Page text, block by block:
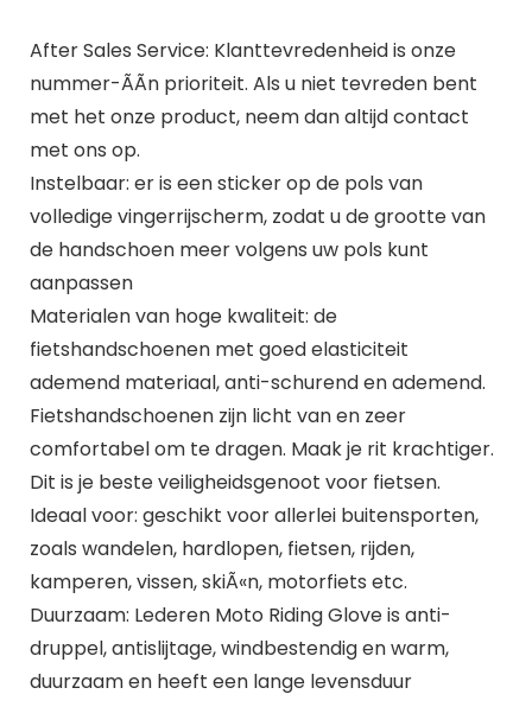
After Sales Service: Klanttevredenheid is onze
nummer-ÃÃn prioriteit. Als u niet tevreden bent
met het onze product, neem dan altijd contact
met ons op.
Instelbaar: er is een sticker op de pols van
volledige vingerrijscherm, zodat u de grootte van
de handschoen meer volgens uw pols kunt
aanpassen
Materialen van hoge kwaliteit: de
fietshandschoenen met goed elasticiteit
ademend materiaal, anti-schurend en ademend.
Fietshandschoenen zijn licht van en zeer
comfortabel om te dragen. Maak je rit krachtiger.
Dit is je beste veiligheidsgenoot voor fietsen.
Ideaal voor: geschikt voor allerlei buitensporten,
zoals wandelen, hardlopen, fietsen, rijden,
kamperen, vissen, skiÃ«n, motorfiets etc.
Duurzaam: Lederen Moto Riding Glove is anti-
druppel, antislijtage, windbestendig en warm,
duurzaam en heeft een lange levensduur